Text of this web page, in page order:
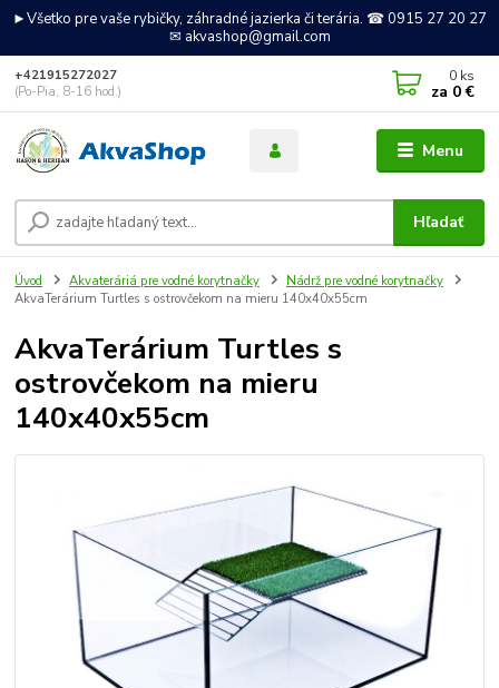
►Všetko pre vaše rybičky, záhradné jazierka či terária. ☎ 0915 27 20 27
✉ akvashop@gmail.com
Menu
Hľadať
+421915272027
(Po-Pia, 8-16 hod.)
0 ks
za 0 €
Úvod Akvateráriá pre vodné korytnačky
Nádrž pre vodné korytnačky
AkvaTerárium Turtles s ostrovčekom na mieru 140x40x55cm
AkvaTerárium Turtles s
ostrovčekom na mieru
140x40x55cm